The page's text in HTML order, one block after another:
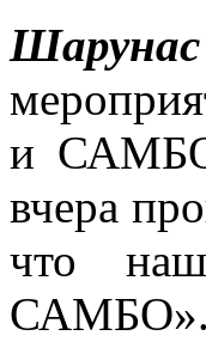
и
вчера
что
САМБО».